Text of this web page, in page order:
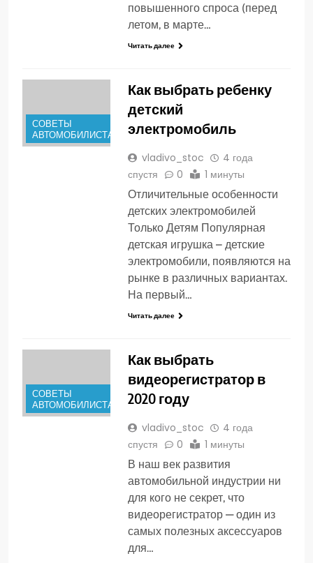
повышенного спроса (перед
летом, в марте…
Читать далее
СОВЕТЫ
АВТОМОБИЛИСТАМ
Как выбрать ребенку
детский
электромобиль
vladivo_stoc
4 года
спустя
0 1 минуты
Отличительные особенности
детских электромобилей
Только Детям Популярная
детская игрушка – детские
электромобили, появляются на
рынке в различных вариантах.
На первый…
Читать далее
СОВЕТЫ
АВТОМОБИЛИСТАМ
Как выбрать
видеорегистратор в
2020 году
vladivo_stoc
4 года
спустя
0 1 минуты
В наш век развития
автомобильной индустрии ни
для кого не секрет, что
видеорегистратор — один из
самых полезных аксессуаров
для…